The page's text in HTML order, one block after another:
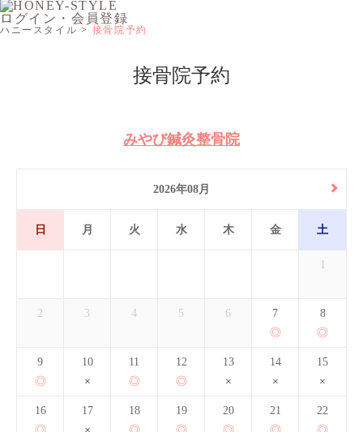
ログイン・会員登録
ハニースタイル 接骨院予約
接骨院予約
みやび鍼灸整骨院
2026年08月
日 月 火 水 木 金 土
1
2 3 4 5 6 7 8
9 10 11 12 13 14 15
16 17 18 19 20 21 22